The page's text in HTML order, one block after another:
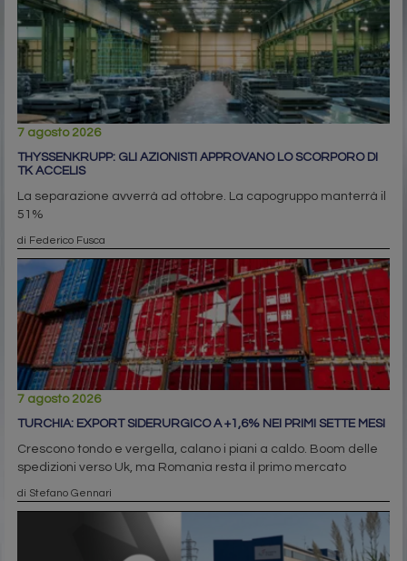
7 agosto 2026
THYSSENKRUPP: GLI AZIONISTI APPROVANO LO SCORPORO DI
TK ACCELIS
La separazione avverrà ad ottobre. La capogruppo manterrà il
51%
di Federico Fusca
7 agosto 2026
TURCHIA: EXPORT SIDERURGICO A +1,6% NEI PRIMI SETTE MESI
Crescono tondo e vergella, calano i piani a caldo. Boom delle
spedizioni verso Uk, ma Romania resta il primo mercato
di Stefano Gennari